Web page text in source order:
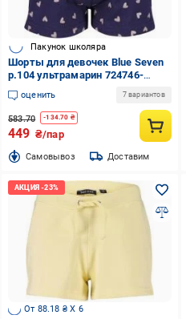
Пакунок школяра
Шорты для девочек Blue Seven
р.104 ультрамарин 724746-
00/5680
оценить 7 вариантов
583.70 -134.70 ₴
449 ₴/пар
Cамовывоз Доставим
От 88.18 ₴ X 6